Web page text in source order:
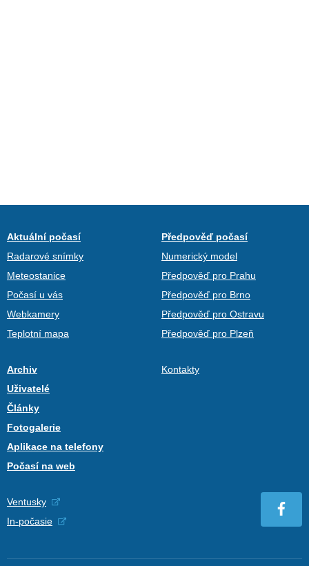
Aktuální počasí
Radarové snímky
Meteostanice
Počasí u vás
Webkamery
Teplotní mapa
Předpověď počasí
Numerický model
Předpověď pro Prahu
Předpověď pro Brno
Předpověď pro Ostravu
Předpověď pro Plzeň
Archiv
Uživatelé
Články
Fotogalerie
Aplikace na telefony
Počasí na web
Kontakty
Ventusky
In-počasie